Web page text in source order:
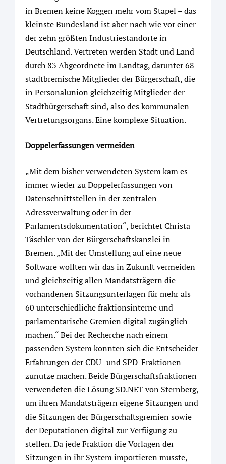
in Bremen keine Koggen mehr vom Stapel – das
kleinste Bundesland ist aber nach wie vor einer
der zehn größten Industrie­standorte in
Deutschland. Vertreten werden Stadt und Land
durch 83 Abgeordnete im Landtag, darunter 68
stadtbremische Mitglieder der Bürgerschaft, die
in Personalunion gleichzeitig Mitglieder der
Stadtbürgerschaft sind, also des kommunalen
Vertretungsorgans. Eine komplexe Situation.
Doppelerfassungen vermeiden
„Mit dem bisher verwendeten System kam es
immer wieder zu Doppelerfassungen von
Datenschnittstellen in der zentralen
Adressverwaltung oder in der
Parlamentsdokumentation“, berichtet Christa
Täschler von der Bürgerschaftskanzlei in
Bremen. „Mit der Umstellung auf eine neue
Software wollten wir das in Zukunft vermeiden
und gleichzeitig allen Mandatsträgern die
vorhandenen Sitzungsunterlagen für mehr als
60 unterschiedliche fraktionsinterne und
parlamentarische Gremien digital zugänglich
machen.“ Bei der Recherche nach einem
passenden System konnten sich die Entscheider
Erfahrungen der CDU- und SPD-Fraktionen
zunutze machen. Beide Bürgerschaftsfraktionen
verwendeten die Lösung SD.NET von Sternberg,
um ihren Mandatsträgern eigene Sitzungen und
die Sitzungen der Bürgerschaftsgremien sowie
der Deputationen digital zur Verfügung zu
stellen. Da jede Fraktion die Vorlagen der
Sitzungen in ihr System importieren musste,